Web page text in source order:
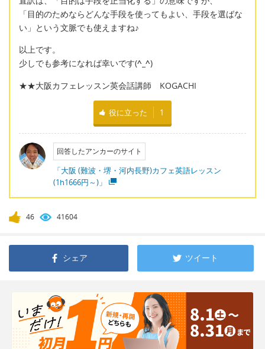
「目的のためならどんな手段を使ってもよい、手段を選ばな
い」という文脈でも使えますね♪
以上です。
少しでも参考になれば幸いです(^_^)
★★大阪カフェレッスン英会話講師 KOGACHI
役に立った 1
回答したアンカーのサイト
「大阪 (難波・堺・河内長野)カフェ英語レッスン
(1h1666円～)」
46 41604
シェア ツイート